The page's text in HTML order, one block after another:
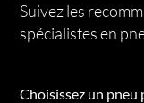
Suivez les
spécialistes en
Choisissez un pneu